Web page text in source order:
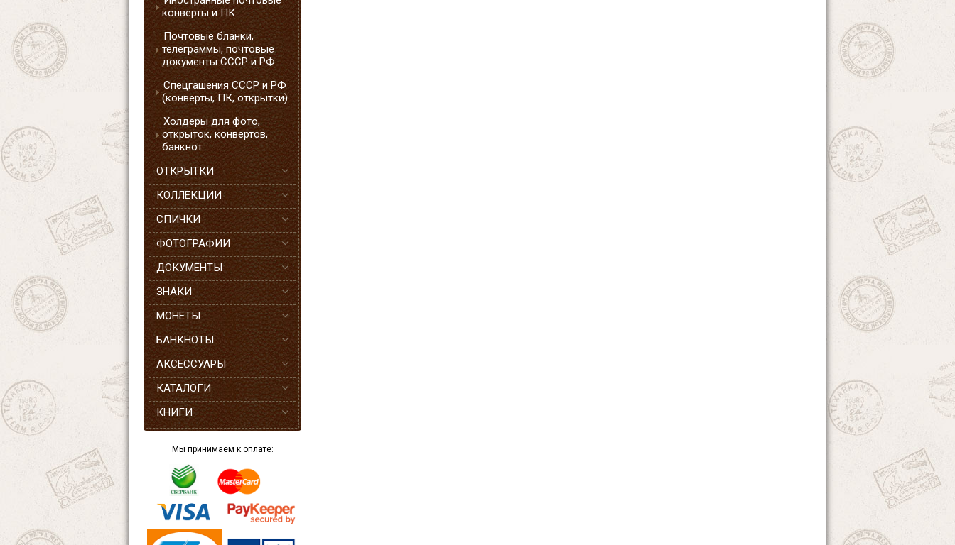
конверты и ПК
Почтовые бланки,
телеграммы, почтовые
документы СССР и РФ
Спецгашения СССР и РФ
(конверты, ПК, открытки)
Холдеры для фото,
открыток, конвертов,
банкнот.
ОТКРЫТКИ
КОЛЛЕКЦИИ
СПИЧКИ
ФОТОГРАФИИ
ДОКУМЕНТЫ
ЗНАКИ
МОНЕТЫ
БАНКНОТЫ
АКСЕССУАРЫ
КАТАЛОГИ
КНИГИ
Мы принимаем к оплате: